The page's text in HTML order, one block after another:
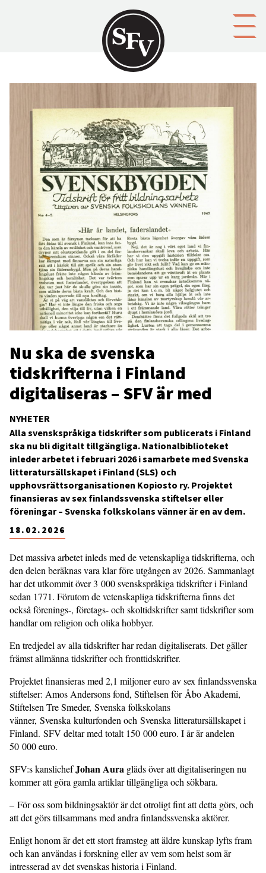
NYHETER
Nu ska de svenska
tidskrifterna i Finland
digitaliseras – SFV är med
18.02.2026
Alla svenskspråkiga tidskrifter som publicerats i Finland
ska nu bli digitalt tillgängliga. Nationalbiblioteket
inleder arbetet i februari 2026 i samarbete med Svenska
litteratursällskapet i Finland (SLS) och
upphovsrättsorganisationen Kopiosto ry. Projektet
finansieras av sex finlandssvenska stiftelser eller
föreningar – Svenska folkskolans vänner är en av dem.
Det massiva arbetet inleds med de vetenskapliga tidskrifterna, och
den delen beräknas vara klar före utgången av 2026. Sammanlagt
har det utkommit över 3 000 svenskspråkiga tidskrifter i Finland
sedan 1771. Förutom de vetenskapliga tidskrifterna finns det
också förenings-, företags- och skoltidskrifter samt tidskrifter som
handlar om religion och olika hobbyer.
En tredjedel av alla tidskrifter har redan digitaliserats. Det gäller
främst allmänna tidskrifter och fronttidskrifter.
Projektet finansieras med 2,1 miljoner euro av sex finlandssvenska
stiftelser: Amos Andersons fond, Stiftelsen för Åbo Akademi,
Stiftelsen Tre Smeder, Svenska folkskolans
vänner, Svenska kulturfonden och Svenska litteratursällskapet i
Finland. SFV deltar med totalt 150 000 euro. I år är andelen
50 000 euro.
SFV:s kanslichefJohan Aura gläds över att digitaliseringen nu
kommer att göra gamla artiklar tillgängliga och sökbara.
– För oss som bildningsaktör är det otroligt fint att detta görs, och
att det görs tillsammans med andra finlandssvenska aktörer.
Enligt honom är det ett stort framsteg att äldre kunskap lyfts fram
och kan användas i forskning eller av vem som helst som är
intresserad av det svenskas historia i Finland.